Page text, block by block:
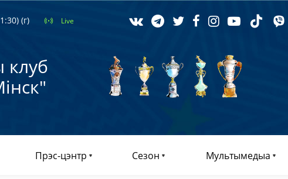
(г) Live
клуб
Прэс-цэнтр Сезон Мультымедыа